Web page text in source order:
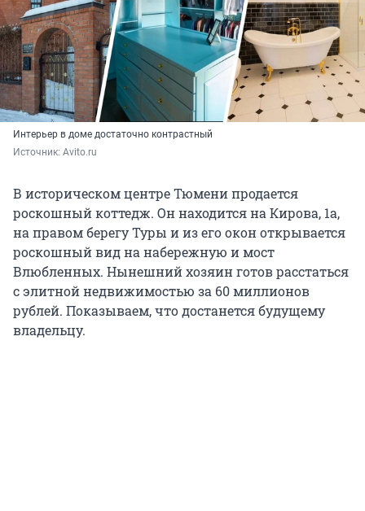
Интерьер в доме достаточно контрастный
Источник: Avito.ru
В историческом центре Тюмени продается
роскошный коттедж. Он находится на Кирова, 1а,
на правом берегу Туры и из его окон открывается
роскошный вид на набережную и мост
Влюбленных. Нынешний хозяин готов расстаться
с элитной недвижимостью за 60 миллионов
рублей. Показываем, что достанется будущему
владельцу.